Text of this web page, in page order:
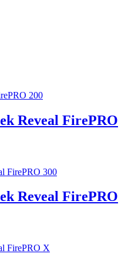
Reveal FirePRO
Reveal FirePRO